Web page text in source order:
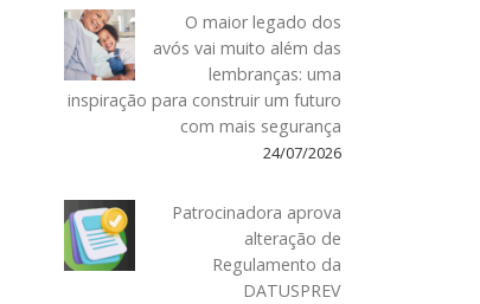
O maior legado dos
avós vai muito além das
lembranças: uma
inspiração para construir um futuro
com mais segurança
24/07/2026
Patrocinadora aprova
alteração de
Regulamento da
DATUSPREV